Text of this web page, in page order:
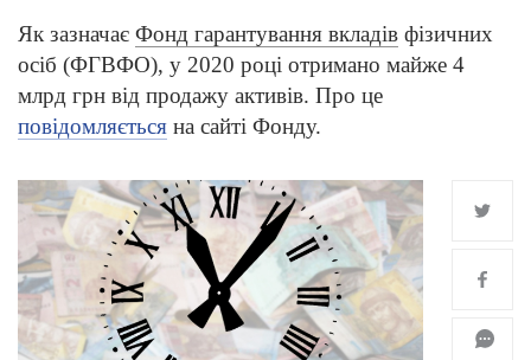
Як зазначає Фонд гарантування вкладів фізичних
осіб (ФГВФО), у 2020 році отримано майже 4
млрд грн від продажу активів. Про це
повідомляється на сайті Фонду.